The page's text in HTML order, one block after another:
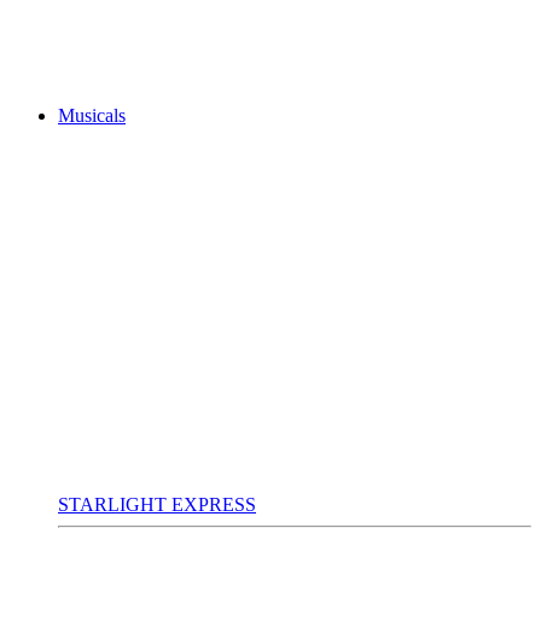
Musicals
STARLIGHT EXPRESS